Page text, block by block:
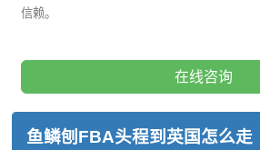
信赖。
在线咨询
鱼鳞刨FBA头程到英国怎么走